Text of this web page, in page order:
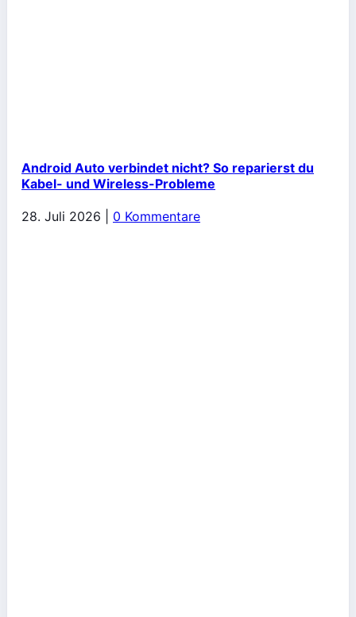
Android Auto verbindet nicht? So reparierst du
Kabel- und Wireless-Probleme
28. Juli 2026 0 Kommentare